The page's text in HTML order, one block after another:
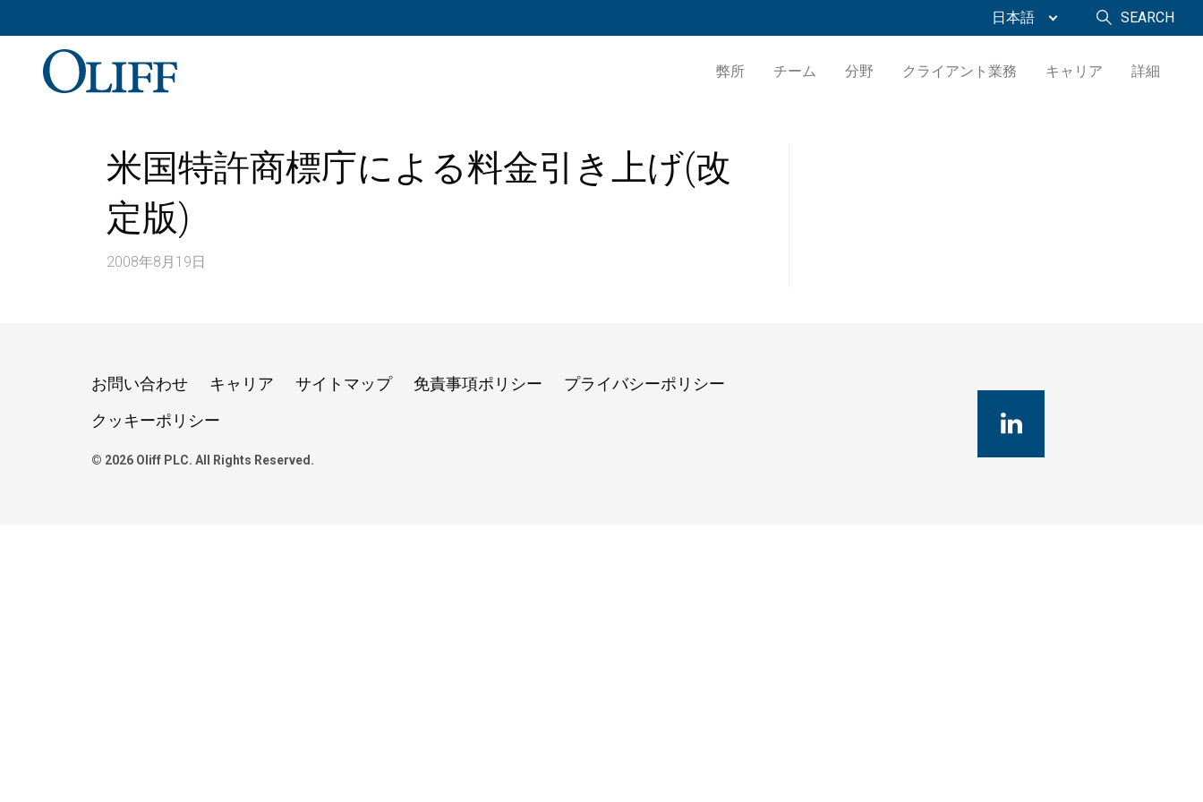
日本語 SEARCH
弊所 チーム 分野 クライアント業務 キャリア 詳細
米国特許商標庁による料金引き上げ(改
定版)
2008年8月19日
お問い合わせ キャリア サイトマップ 免責事項ポリシー
プライバシーポリシー
クッキーポリシー
© 2026 Oliff PLC. All Rights Reserved.